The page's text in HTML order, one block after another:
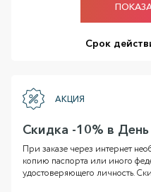
Срок
АКЦИЯ
Скидка -10% в
При заказе через интернет
копию паспорта или иного
удостоверяющего личность.